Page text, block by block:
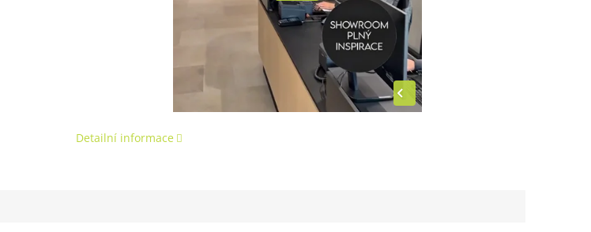
Detailní informace